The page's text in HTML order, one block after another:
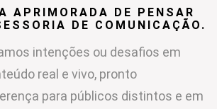
APRIMORADA DE PENSAR
DE COMUNICAÇÃO.
intenções ou desafios em
real e vivo, pronto
para públicos distintos e em